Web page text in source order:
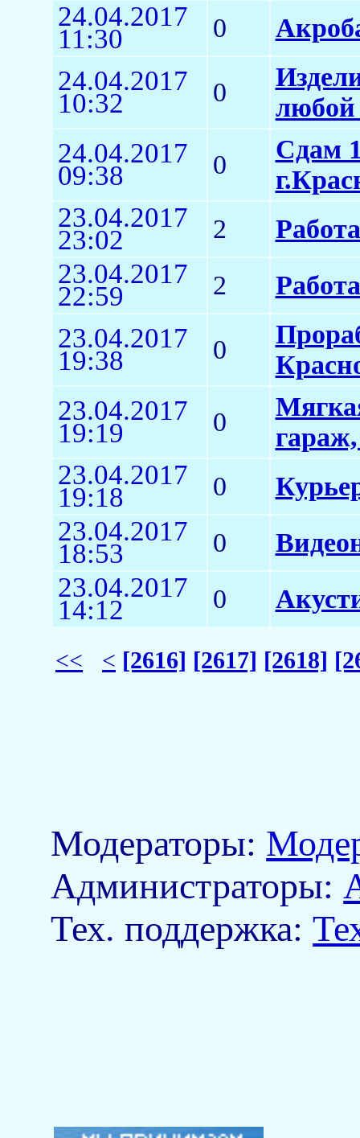
24.04.2017
11:30 0
24.04.2017
10:32 0
любой
24.04.2017
09:38 0
Сдам
23.04.2017
23:02 2
23.04.2017
22:59 2
23.04.2017
19:38 0
23.04.2017
19:19 0
23.04.2017
19:18 0
23.04.2017
18:53 0
23.04.2017
14:12 0
<< < [2616] [2617] [2618]
Модераторы:
Aдминистраторы:
Тех. поддержка: